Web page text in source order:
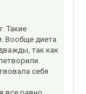
Такие
Вообще диета
так как
себя